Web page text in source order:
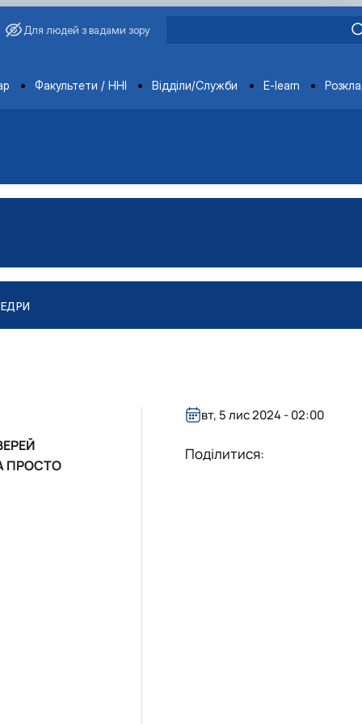
Для людей з вадами зору
Факультети / ННІ Відділи/Служби E-learn
ПРОСТО
вт, 5 лис 2024 - 02:00
Поділитися: